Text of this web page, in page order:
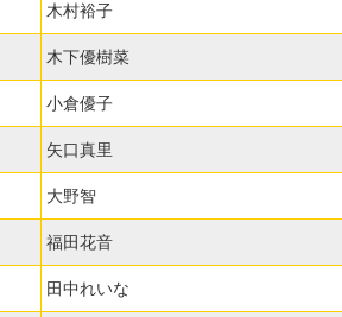
木村裕子
木下優樹菜
小倉優子
矢口真里
大野智
福田花音
田中れいな